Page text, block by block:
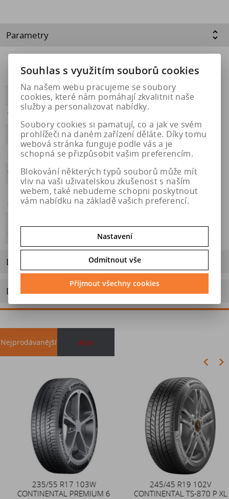
Parametry
Přilnavost na
ledu
PŘILNAVOST A
Třída hluku
HLUČNOST 71
OBDOBÍ letní
VALIVÝ ODPOR D
Přilnavost na
sněhu
NE
štítek
Dotaz na výrobek
Doporučit výrobek
Nejprodávanější akce
235/55 R17 103W
CONTINENTAL PREMIUM 6
245/45 R19 102V
CONTINENTAL TS-870 P XL
Duše 12x4 (4.00-4) kovový
zahnutý ventil TR87
Souhlas s využitím souborů cookies
Na našem webu pracujeme se soubory
cookies, které nám pomáhají zkvalitnit naše
služby a personalizovat nabídky.
Soubory cookies si pamatují, co a jak ve svém
prohlížeči na daném zařízení děláte. Díky tomu
webová stránka funguje podle vás a je
schopná se přizpůsobit vašim preferencím.
Blokování některých typů souborů může mít
vliv na vaši uživatelskou zkušenost s naším
webem, také nebudeme schopni poskytnout
vám nabídku na základě vašich preferencí.
Nastavení
Odmítnout vše
Přijmout všechny cookies